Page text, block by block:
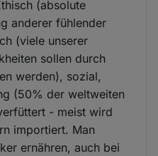
(absolute
anderer fühlender
(viele unserer
sollen durch
werden), sozial,
(50% der weltweiten
- meist wird
importiert. Man
ernähren, auch bei